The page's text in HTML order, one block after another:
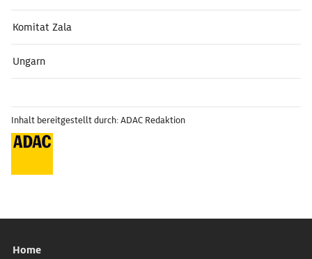
Komitat Zala
Ungarn
Inhalt bereitgestellt durch: ADAC Redaktion
Home